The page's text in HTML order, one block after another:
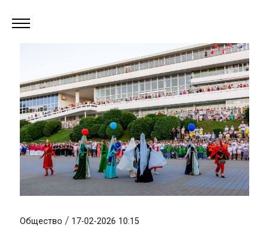
Общество / 17-02-2026 10:15